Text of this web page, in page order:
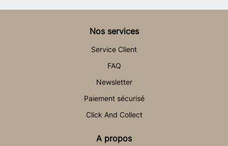
Nos services
Service Client
FAQ
Newsletter
Paiement sécurisé
Click And Collect
A propos